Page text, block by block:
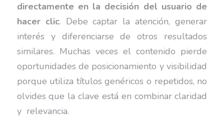
directamente en la decisión del usuario de
hacer clic. Debe captar la atención, generar
interés y diferenciarse de otros resultados
similares. Muchas veces el contenido pierde
oportunidades de posicionamiento y visibilidad
porque utiliza títulos genéricos o repetidos, no
olvides que la clave está en combinar claridad
y relevancia.